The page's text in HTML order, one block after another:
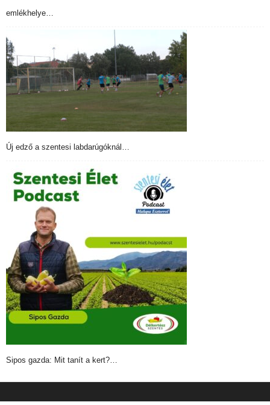
emlékhelye…
Új edző a szentesi labdarúgóknál…
Sipos gazda: Mit tanít a kert?…